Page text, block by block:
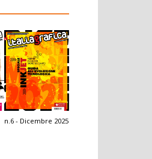
n.6 - Dicembre 2025